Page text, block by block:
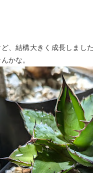
、結構大きく成長しまし
かな。